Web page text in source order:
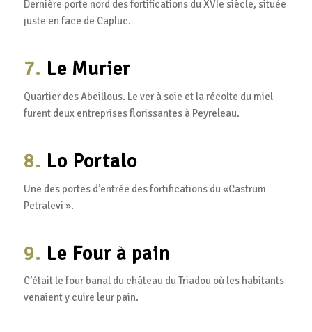
Dernière porte nord des fortifications du XVIe siècle, située
juste en face de Capluc.
7. Le Murier
Quartier des Abeillous. Le ver à soie et la récolte du miel
furent deux entreprises florissantes à Peyreleau.
8. Lo Portalo
Une des portes d’entrée des fortifications du «Castrum
Petralevi ».
9. Le Four à pain
C’était le four banal du château du Triadou où les habitants
venaient y cuire leur pain.